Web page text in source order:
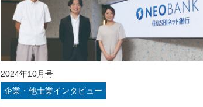
2024年10月号
企業・他士業インタビュー